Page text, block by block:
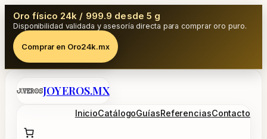
Oro físico 24k / 999.9 desde 5 g
Disponibilidad validada y asesoría directa para comprar oro puro.
Comprar en Oro24k.mx
Saltar
JOYEROS.MX
InicioCatálogoGuíasReferenciasContacto